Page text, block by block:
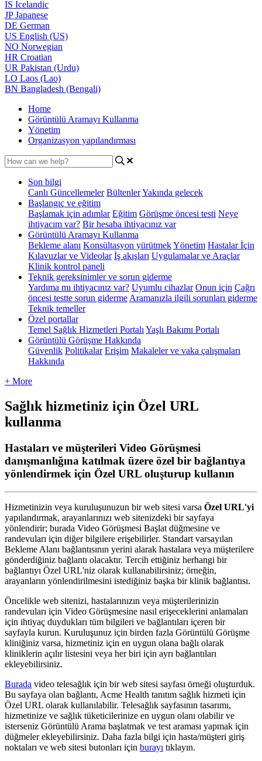
IS Icelandic
JPJapanese
DE German
US English (US)
NO Norwegian
HR Croatian
UR Pakistan (Urdu)
LO Laos (Lao)
BN Bangladesh (Bengali)
Home
Görüntülü Aramayı Kullanma
Yönetim
Organizasyon yapılandırması
Son bilgi
Canlı Güncellemeler BültenlerYakında gelecek
Başlangıç ve eğitim
Başlamak için adımlar Eğitim Görüşme öncesi testi Neye
ihtiyacım var? Bir hesaba ihtiyacınız var
Görüntülü Aramayı Kullanma
Bekleme alanı Konsültasyon yürütmekYönetim Hastalar İçin
Kılavuzlar ve Videolar İş akışları Uygulamalar ve Araçlar
Klinik kontrol paneli
Teknik gereksinimler ve sorun giderme
Yardıma mı ihtiyacınız var? Uyumlu cihazlar Onun için Çağrı
öncesi testte sorun giderme Aramanızla ilgili sorunları giderme
Teknik temeller
Özel portallar
Temel Sağlık Hizmetleri Portalı Yaşlı Bakımı Portalı
Görüntülü Görüşme Hakkında
Güvenlik Politikalar Erişim Makaleler ve vaka çalışmaları
Hakkında
+ More
Sağlık hizmetiniz için Özel URL
kullanma
Hastaları ve müşterileri Video Görüşmesi
danışmanlığına katılmak üzere özel bir bağlantıya
yönlendirmek için Özel URL oluşturup kullanın
Hizmetinizin veya kuruluşunuzun bir web sitesi varsa Özel URL'yi
yapılandırmak, arayanlarınızı web sitenizdeki bir sayfaya
yönlendirir; burada Video Görüşmesi Başlat düğmesine ve
randevuları için diğer bilgilere erişebilirler. Standart varsayılan
Bekleme Alanı bağlantısının yerini alarak hastalara veya müşterilere
gönderdiğiniz bağlantı olacaktır. Tercih ettiğiniz herhangi bir
bağlantıyı Özel URL'niz olarak kullanabilirsiniz; örneğin,
arayanların yönlendirilmesini istediğiniz başka bir klinik bağlantısı.
Öncelikle web sitenizi, hastalarınızın veya müşterilerinizin
randevuları için Video Görüşmesine nasıl erişeceklerini anlamaları
için ihtiyaç duydukları tüm bilgileri ve bağlantıları içeren bir
sayfayla kurun. Kuruluşunuz için birden fazla Görüntülü Görüşme
kliniğiniz varsa, hizmetiniz için en uygun olana bağlı olarak
kliniklerin açılır listesini veya her biri için ayrı bağlantıları
ekleyebilirsiniz.
Burada video telesağlık için bir web sitesi sayfası örneği oluşturduk.
Bu sayfaya olan bağlantı, Acme Health tanıtım sağlık hizmeti için
Özel URL olarak kullanılabilir. Telesağlık sayfasının tasarımı,
hizmetinize ve sağlık tüketicilerinize en uygun olanı olabilir ve
isterseniz Görüntülü Arama başlatmak ve test araması yapmak için
düğmeler ekleyebilirsiniz. Daha fazla bilgi için hasta/müşteri giriş
noktaları ve web sitesi butonları için burayı tıklayın.